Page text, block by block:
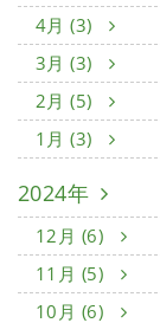
4月 (3)
3月 (3)
2月 (5)
1月 (3)
2024年
12月 (6)
11月 (5)
10月 (6)